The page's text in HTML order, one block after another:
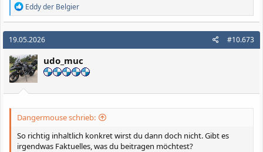
R
e
a
k
t
i
o
n
e
n
Eddy der Belgier
19.05.2026 #10.673
udo_muc
Dangermouse schrieb:
So richtig inhaltlich konkret wirst du dann doch nicht. Gibt es
irgendwas Faktuelles, was du beitragen möchtest?